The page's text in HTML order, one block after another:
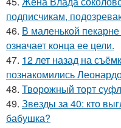
подписчикам,
46. В маленькой
означает конца ее цели.
47. 12 лет назад на
познакомились
48. Творожный торт
49. Звезды за 40: кто
бабушка?